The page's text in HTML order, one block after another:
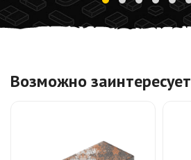
Возможно заинтересует